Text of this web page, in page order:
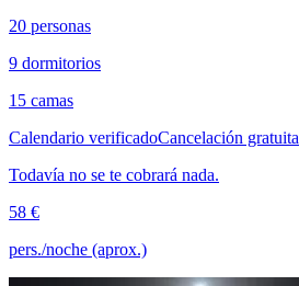
20 personas
9 dormitorios
15 camas
Calendario verificadoCancelación gratuita
Todavía no se te cobrará nada.
58 €
pers./noche (aprox.)